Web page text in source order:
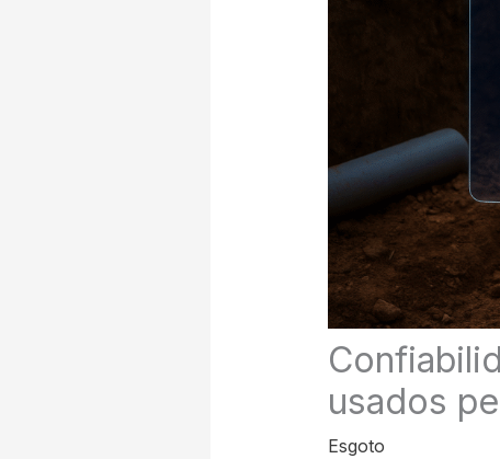
usados
Esgoto